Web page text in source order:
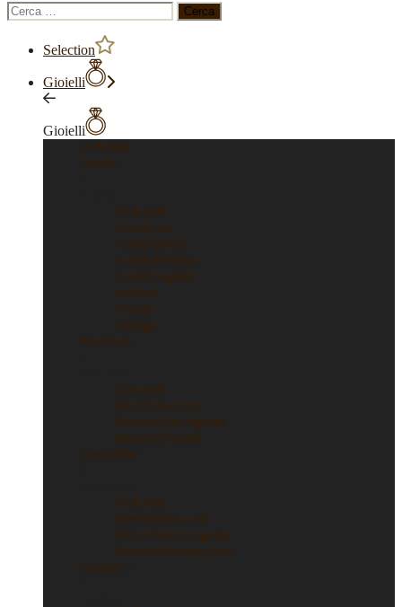
Ricerca
per:
Selection
Gioielli
Gioielli
Vedi tutti
Anelli
Vedi tutti
Anelli oro
Anelli fascia
Anelli Eternity
Anelli argento
Solitari
Verette
Trilogy
Bracciali
Vedi tutti
Bracciali in oro
Bracciali in argento
Bracciali tennis
Orecchini
Vedi tutti
Orecchini in oro
Orecchini in argento
Orecchini punto luce
Collane